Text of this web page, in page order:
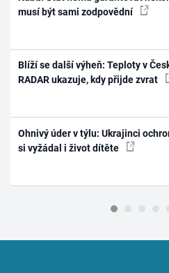
musí být sami zodpovědní
Blíží se další výheň: Teploty v
RADAR ukazuje, kdy přijde zvrat
Ohnivý úder v týlu: Ukrajinci
si vyžádal i život dítěte